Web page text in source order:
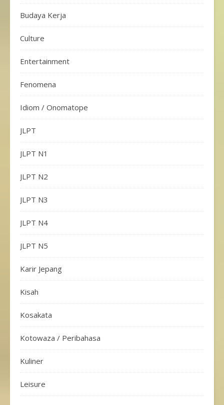
Budaya Kerja
Culture
Entertainment
Fenomena
Idiom / Onomatope
JLPT
JLPT N1
JLPT N2
JLPT N3
JLPT N4
JLPT N5
Karir Jepang
Kisah
Kosakata
Kotowaza / Peribahasa
Kuliner
Leisure